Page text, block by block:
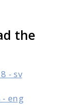
the
- sv
- eng